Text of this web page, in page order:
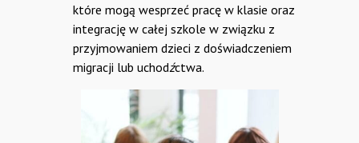
które mogą wesprzeć pracę w klasie oraz
integrację w całej szkole w związku z
przyjmowaniem dzieci z doświadczeniem
migracji lub uchodźctwa.